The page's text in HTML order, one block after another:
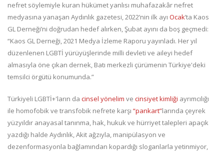
nefret söylemiyle kuran hükümet yanlısı muhafazakâr nefret
medyasına yanaşan Aydınlık gazetesi, 2022’nin ilk ayı Ocak’ta Kaos
GL Derneği’ni doğrudan hedef alırken, Şubat ayını da boş geçmedi:
“Kaos GL Derneği, 2021 Medya İzleme Raporu yayınladı. Her yıl
düzenlenen LGBTİ yürüyüşlerinde milli devleti ve aileyi hedef
almasıyla öne çıkan dernek, Batı merkezli çürümenin Türkiye'deki
temsilci örgütü konumunda.”
Türkiyeli LGBTİ+'ların da cinsel yönelim ve cinsiyet kimliği ayrımcılığı
ile homofobik ve transfobik nefrete karşı “pankart”larında çeyrek
yüzyıldır anayasal tanınma, hak, hukuk ve hürriyet talepleri apaçık
yazdığı halde Aydınlık, Akit ağzıyla, manipülasyon ve
dezenformasyonla bağlamından kopardığı sloganlarla yetinmiyor,